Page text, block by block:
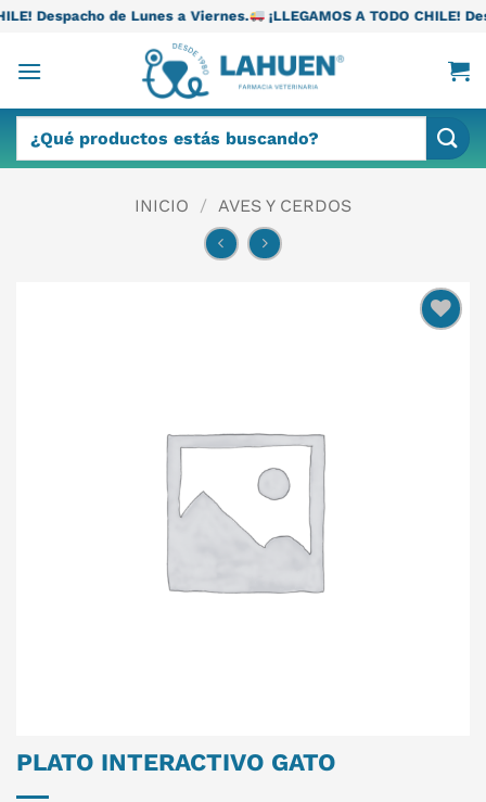
Saltar
contenido
Lunes a Viernes. ¡LLEGAMOS A TODO CHILE! Despacho de
por:
INICIO / AVES Y CERDOS
PLATO INTERACTIVO GATO